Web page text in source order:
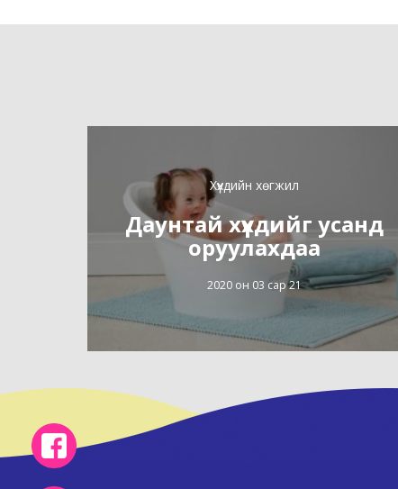
Хүүхдийн хөгжил
Даунтай хүүхдийг усанд
оруулахдаа
2020 он 03 сар 21